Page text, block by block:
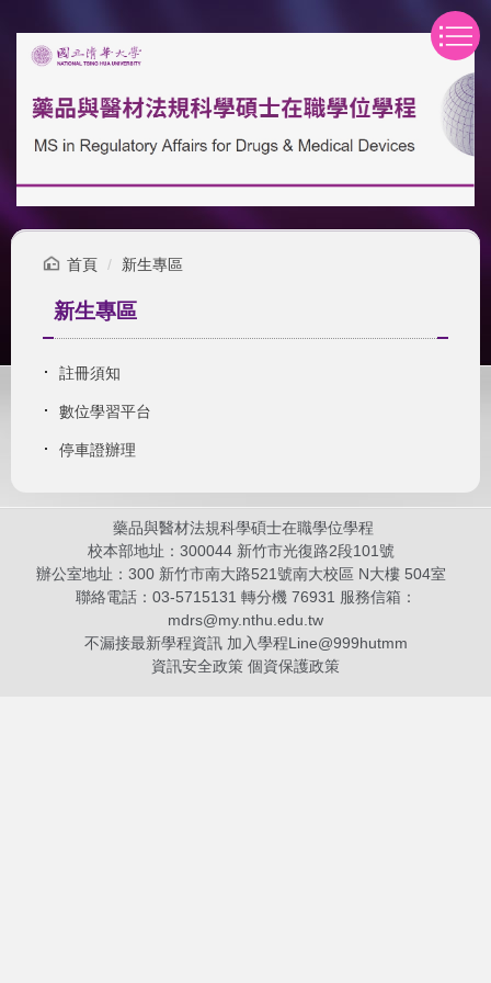
到
首頁 新生專區
新生專區
註冊須知
數位學習平台
停車證辦理
藥品與醫材法規科學碩士在職學位學程
校本部地址：300044 新竹市光復路2段101號
辦公室地址：300 新竹市南大路521號南大校區 N大樓 504室
聯絡電話：03-5715131 轉分機 76931 服務信箱：
mdrs@my.nthu.edu.tw
不漏接最新學程資訊 加入學程Line@999hutmm
資訊安全政策 個資保護政策